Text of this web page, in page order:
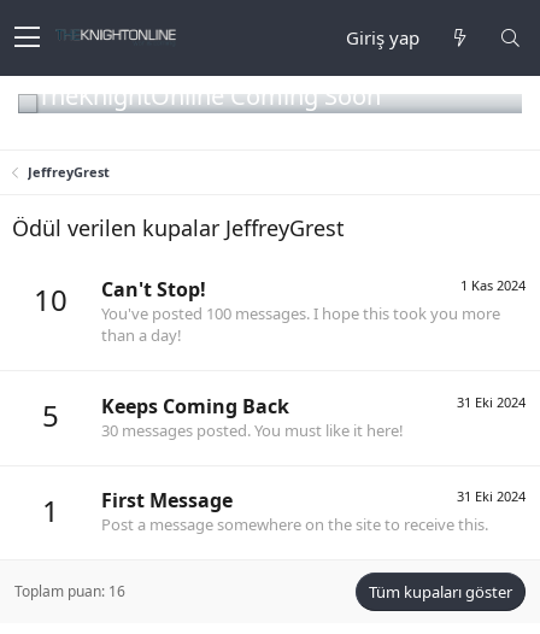
Giriş yap
TheKnightOnline Coming Soon
JeffreyGrest
Ödül verilen kupalar JeffreyGrest
10 1 Kas 2024
Can't Stop!
You've posted 100 messages. I hope this took you more
than a day!
5 31 Eki 2024
Keeps Coming Back
30 messages posted. You must like it here!
1 31 Eki 2024
First Message
Post a message somewhere on the site to receive this.
Toplam puan: 16 Tüm kupaları göster